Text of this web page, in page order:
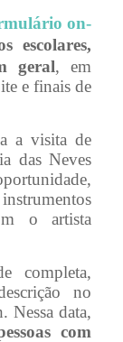
on-
escolares,
geral, em
e finais de
a visita de
das Neves
o artista
completa,
no
Nessa data,
com